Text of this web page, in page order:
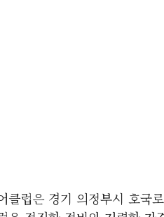
클럽은 경기 의정부시 호국